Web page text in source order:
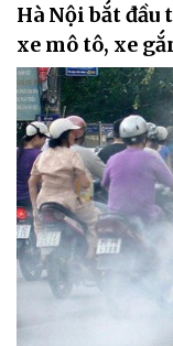
Hà Nội bắt
xe mô tô, xe